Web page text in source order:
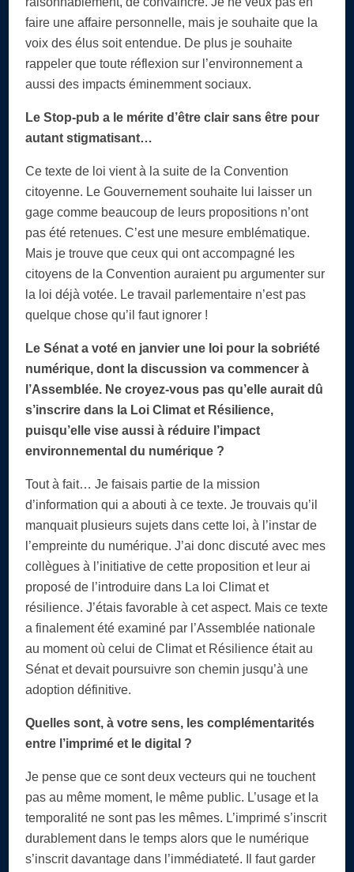
faire une affaire personnelle, mais je souhaite que la
voix des élus soit entendue. De plus je souhaite
rappeler que toute réflexion sur l’environnement a
aussi des impacts éminemment sociaux.
Le Stop-pub a le mérite d’être clair sans être pour
autant stigmatisant…
Ce texte de loi vient à la suite de la Convention
citoyenne. Le Gouvernement souhaite lui laisser un
gage comme beaucoup de leurs propositions n’ont
pas été retenues. C’est une mesure emblématique.
Mais je trouve que ceux qui ont accompagné les
citoyens de la Convention auraient pu argumenter sur
la loi déjà votée. Le travail parlementaire n’est pas
quelque chose qu’il faut ignorer !
Le Sénat a voté en janvier une loi pour la sobriété
numérique, dont la discussion va commencer à
l’Assemblée. Ne croyez-vous pas qu’elle aurait dû
s’inscrire dans la Loi Climat et Résilience,
puisqu’elle vise aussi à réduire l’impact
environnemental du numérique ?
Tout à fait… Je faisais partie de la mission
d’information qui a abouti à ce texte. Je trouvais qu’il
manquait plusieurs sujets dans cette loi, à l’instar de
l’empreinte du numérique. J’ai donc discuté avec mes
collègues à l’initiative de cette proposition et leur ai
proposé de l’introduire dans La loi Climat et
résilience. J’étais favorable à cet aspect. Mais ce texte
a finalement été examiné par l’Assemblée nationale
au moment où celui de Climat et Résilience était au
Sénat et devait poursuivre son chemin jusqu’à une
adoption définitive.
Quelles sont, à votre sens, les complémentarités
entre l’imprimé et le digital ?
Je pense que ce sont deux vecteurs qui ne touchent
pas au même moment, le même public. L’usage et la
temporalité ne sont pas les mêmes. L’imprimé s’inscrit
durablement dans le temps alors que le numérique
s’inscrit davantage dans l’immédiateté. Il faut garder